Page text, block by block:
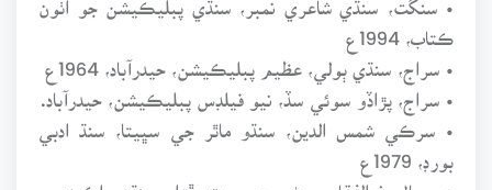
ڪتاب، 1994ع
• سراج، سنڌي ٻولي، عظيم پبليڪيشن، حيدرآباد، 1964ع
• سراج، پڙاڏو سوئي سڏ، نيو فيلڊس پبليڪيشن، حيدرآباد.
• سرڪي شمس الدين، سنڌو ماٿر جي سڀيتا، سنڌ ادبي
• سيال ذوالفقار، رڻ سڄو رت ڦڙا، سنڌي اڪيڊمي،